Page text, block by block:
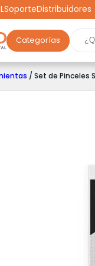
SoporteDistribuidores
Categorías
3D Filamentos
Drones
/ Set de Pinceles